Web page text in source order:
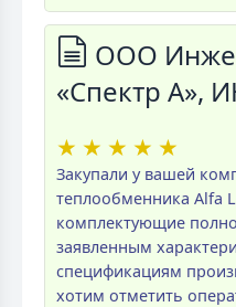
ООО
«Спектр А»,
★ ★ ★ ★ ★
Закупали у вашей
теплообменника Alfa
комплектующие
заявленным
спецификациям
хотим отметить